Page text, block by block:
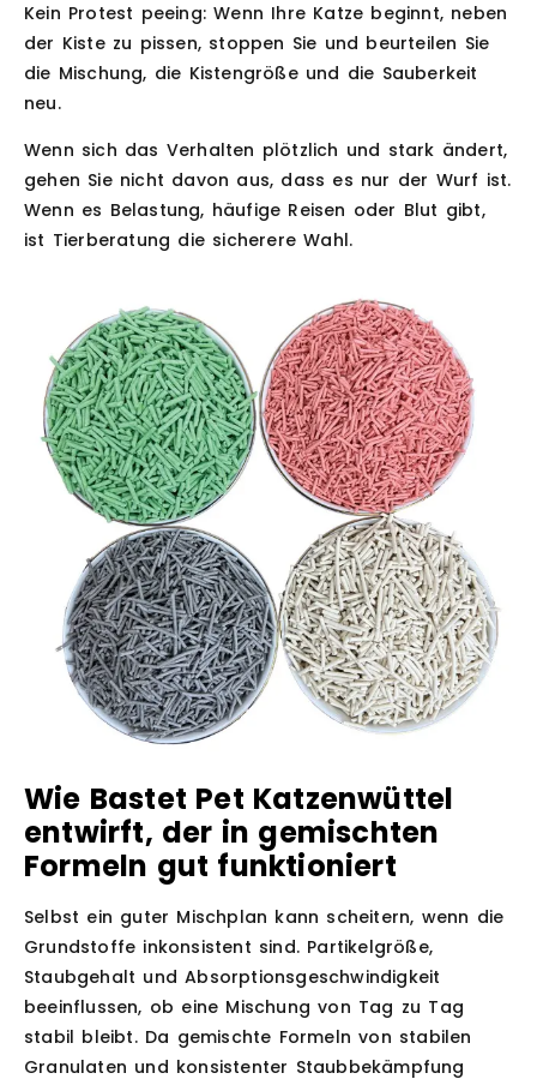
Kein Protest peeing: Wenn Ihre Katze beginnt, neben
der Kiste zu pissen, stoppen Sie und beurteilen Sie
die Mischung, die Kistengröße und die Sauberkeit
neu.
Wenn sich das Verhalten plötzlich und stark ändert,
gehen Sie nicht davon aus, dass es nur der Wurf ist.
Wenn es Belastung, häufige Reisen oder Blut gibt,
ist Tierberatung die sicherere Wahl.
Wie Bastet Pet Katzenwüttel
entwirft, der in gemischten
Formeln gut funktioniert
Selbst ein guter Mischplan kann scheitern, wenn die
Grundstoffe inkonsistent sind. Partikelgröße,
Staubgehalt und Absorptionsgeschwindigkeit
beeinflussen, ob eine Mischung von Tag zu Tag
stabil bleibt. Da gemischte Formeln von stabilen
Granulaten und konsistenter Staubbekämpfung